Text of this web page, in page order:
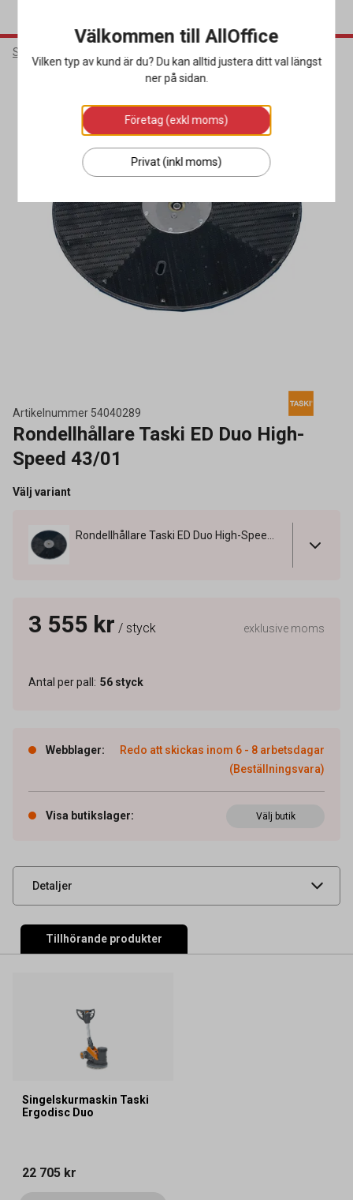
Städ & Hygien
Artikelnummer 54040289
Rondellhållare Taski ED Duo High-
Speed 43/01
Välj variant
3 555 kr / styck exklusive moms
Antal per pall : 56 styck
Webblager:
Redo att skickas inom 6 - 8 arbetsdagar
(Beställningsvara)
Visa butikslager: Välj butik
Detaljer
54040289
UNSPSC 47121602
Tillhörande produkter
Singelskurmaskin Taski
Ergodisc Duo
22 705 kr
Välkommen till AllOffice
Vilken typ av kund är du? Du kan alltid justera ditt val längst
ner på sidan.
Företag (exkl moms)
Privat (inkl moms)